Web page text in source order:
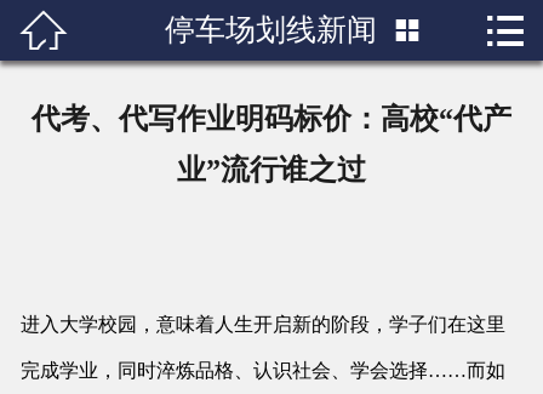
 首页
 停车场划线新闻  
代考、代写作业明码标价：高校“代产
业”流行谁之过
进入大学校园，意味着人生开启新的阶段，学子们在这里
完成学业，同时淬炼品格、认识社会、学会选择……而如